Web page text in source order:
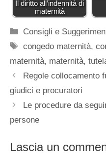
Il diritto all’indennità di
maternità
Categorie
Consigli e
Tag
congedo maternità,
maternità, maternità,
Regole collocamento
giudici e procuratori
Le procedure da
persone
Lascia un